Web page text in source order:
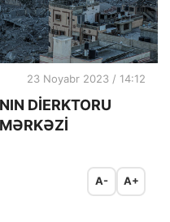
23 Noyabr 2023 / 14:12
DİERKTORU
A- A+